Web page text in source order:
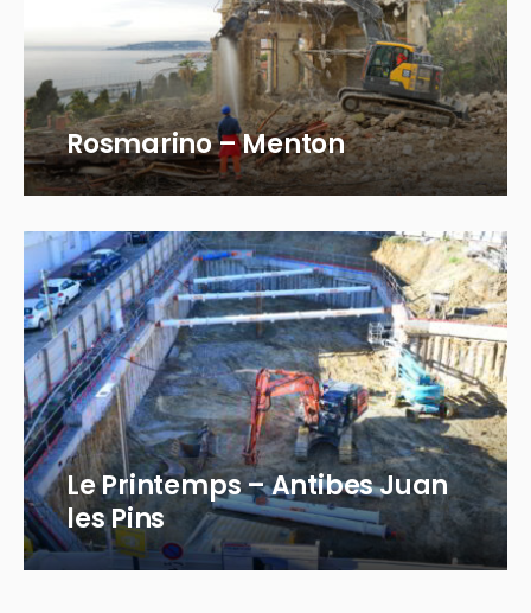
Rosmarino – Menton
Le Printemps – Antibes Juan
les Pins